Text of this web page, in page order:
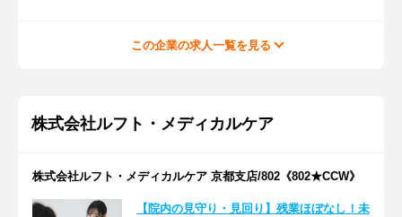
この企業の求人一覧を見る
株式会社ルフト・メディカルケア
株式会社ルフト・メディカルケア 京都支店/802《802★CCW》
【院内の見守り・見回り】残業ほぼなし！未